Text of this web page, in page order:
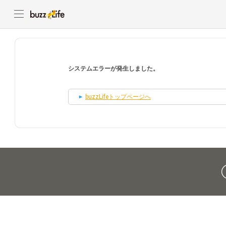
システムエラーが発生しました。
buzzLifeトップページへ